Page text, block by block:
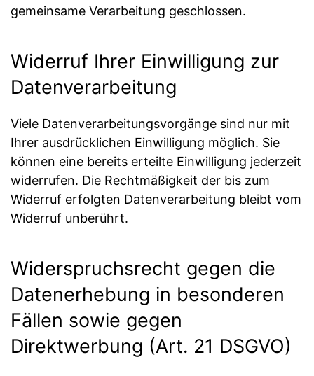
gemeinsame Verarbeitung geschlossen.
Widerruf Ihrer Einwilligung zur
Datenverarbeitung
Viele Datenverarbeitungsvorgänge sind nur mit
Ihrer ausdrücklichen Einwilligung möglich. Sie
können eine bereits erteilte Einwilligung jederzeit
widerrufen. Die Rechtmäßigkeit der bis zum
Widerruf erfolgten Datenverarbeitung bleibt vom
Widerruf unberührt.
Widerspruchsrecht gegen die
Datenerhebung in besonderen
Fällen sowie gegen
Direktwerbung (Art. 21 DSGVO)